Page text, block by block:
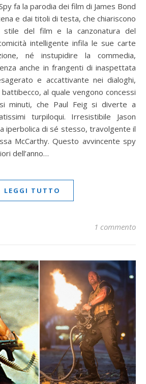
e dai titoli di testa, che chiariscono
stile del film e la canzonatura del
intelligente infila le sue carte
né instupidire la commedia,
anche in frangenti di inaspettata
e accattivante nei dialoghi,
al quale vengono concessi
minuti, che Paul Feig si diverte a
turpiloqui. Irresistibile Jason
iperbolica di sé stesso, travolgente il
McCarthy. Questo avvincente spy
dell’anno…
LEGGI TUTTO
1 commento